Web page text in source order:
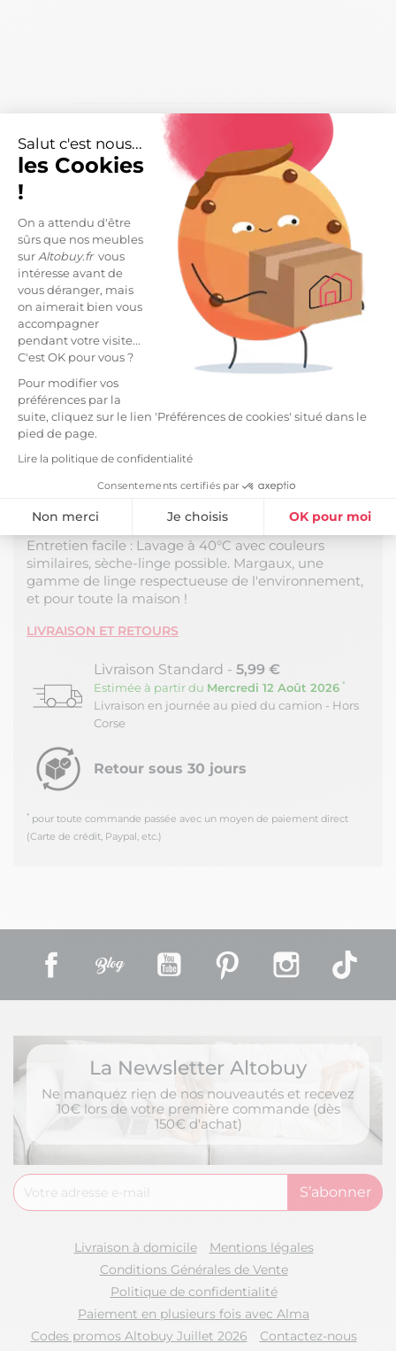
Salut c'est nous...
les Cookies
!
On a attendu d'être
sûrs que nos meubles
surAltobuy.frvous
intéresse avant de
vous déranger, mais
on aimerait bien vous
accompagner
pendant votre visite...
C'est OK pour vous ?
Pour modifier vos
préférences par la
suite, cliquez sur le lien 'Préférences de cookies' situé dans le
pied de page.
Lire la politique de confidentialité
Consentements certifiés par
Non merci Je choisis OK pour moi
Axeptio consent
Plateforme de Gestion du Consentement : Personnalisez vos
Notre plateforme vous permet d'adapter et de gérer vos
Caractéristiques
Livraisons et retours arrow_drop_down
DESCRIPTION
Housse de Couette 260x240cm Lin Lavé Coloris
Paprika de la gamme Margaux.
Un linge respectueux de votre corps, fait d'une
matière résistante et noble pour une chambre
raffinée. Une conception en lin de qualité premium
aux nombreuses vertus et au toucher souple qui se
bonifie au fil des lavages. Naturellement froissé, plus
besoin de repasser !
Fabrication 100% Lin, densité 160 g/m2. Ouverture à
nouettes. Couette non fournie. Produit certifié
OEKO-TEX.
Dimensions : 260x240cm.
Entretien facile : Lavage à 40°C avec couleurs
similaires, sèche-linge possible. Margaux, une
gamme de linge respectueuse de l'environnement,
et pour toute la maison !
LIVRAISON ET RETOURS
Livraison Standard - 5,99 €
Estimée à partir du Mercredi 12 Août 2026 *
Livraison en journée au pied du camion - Hors
Corse
Retour sous 30 jours
* pour toute commande passée avec un moyen de paiement direct
(Carte de crédit, Paypal, etc.)
Facebook YouTube Pinterest Instagram
La Newsletter Altobuy
Ne manquez rien de nos nouveautés et recevez
10€ lors de votre première commande (dès
150€ d'achat)
Livraison à domicile
Mentions légales
Conditions Générales de Vente
Politique de confidentialité
Paiement en plusieurs fois avec Alma
Codes promos Altobuy Juillet 2026
Contactez-nous